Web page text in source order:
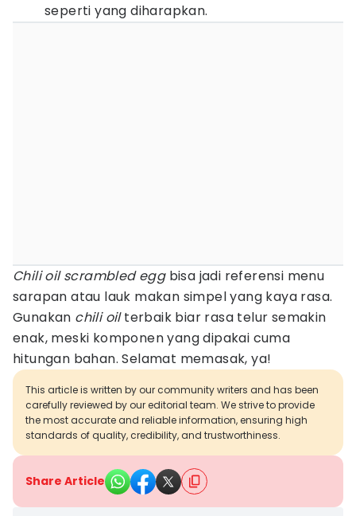
seperti yang diharapkan.
Chili oil scrambled eggbisa jadi referensi menu
sarapan atau lauk makan simpel yang kaya rasa.
Gunakan chili oilterbaik biar rasa telur semakin
enak, meski komponen yang dipakai cuma
hitungan bahan. Selamat memasak, ya!
This article is written by our community writers and has been
carefully reviewed by our editorial team. We strive to provide
the most accurate and reliable information, ensuring high
standards of quality, credibility, and trustworthiness.
Share Article